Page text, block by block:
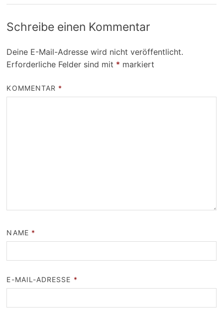
Schreibe einen Kommentar
Deine E-Mail-Adresse wird nicht veröffentlicht.
Erforderliche Felder sind mit * markiert
KOMMENTAR *
NAME *
E-MAIL-ADRESSE *